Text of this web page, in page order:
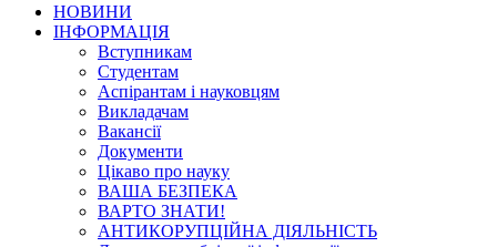
НОВИНИ
ІНФОРМАЦІЯ
Вступникам
Студентам
Аспірантам і науковцям
Викладачам
Вакансії
Документи
Цікаво про науку
ВАША БЕЗПЕКА
ВАРТО ЗНАТИ!
АНТИКОРУПЦІЙНА ДІЯЛЬНІСТЬ